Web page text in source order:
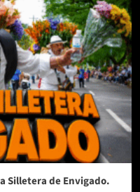
Silletera de Envigado.